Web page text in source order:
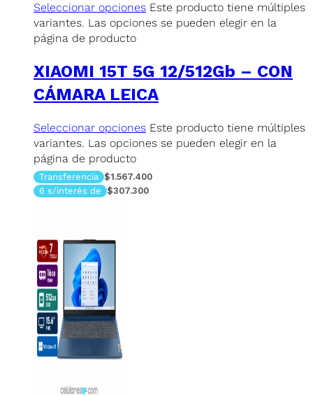
Seleccionar opciones Este producto tiene múltiples
variantes. Las opciones se pueden elegir en la
página de producto
XIAOMI 15T 5G 12/512Gb – CON
CÁMARA LEICA
Seleccionar opciones Este producto tiene múltiples
variantes. Las opciones se pueden elegir en la
página de producto
Transferencia $1.567.400
6 s/interés de $307.300